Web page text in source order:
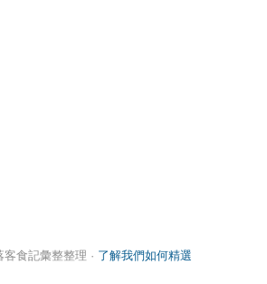
客食記彙整整理 · 了解我們如何精選